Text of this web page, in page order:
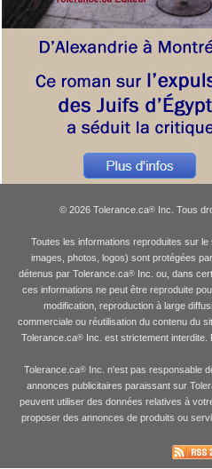
© 2026 Tolerance.ca®Inc. Tous
Toutes les informations reproduites sur le
images, photos, logos) sont protégées
détenus par Tolerance.ca® Inc. ou, dans
ces informations ne peut être reproduite
modification, reproduction à large
commerciale ou réutilisation du contenu du
Tolerance.ca® Inc. est strictement interdite.
Tolerance.ca® Inc. n'est pas responsable
annonces publicitaires paraissant sur
peuvent utiliser des données relatives à
proposer des annonces de produits ou